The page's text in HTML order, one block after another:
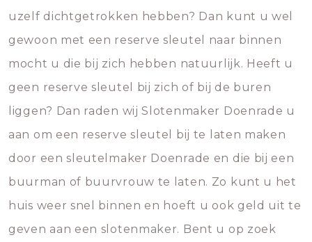
uzelf dichtgetrokken hebben? Dan kunt u wel
gewoon met een reserve sleutel naar binnen
mocht u die bij zich hebben natuurlijk. Heeft u
geen reserve sleutel bij zich of bij de buren
liggen? Dan raden wij Slotenmaker Doenrade u
aan om een reserve sleutel bij te laten maken
door een sleutelmaker Doenrade en die bij een
buurman of buurvrouw te laten. Zo kunt u het
huis weer snel binnen en hoeft u ook geld uit te
geven aan een slotenmaker. Bent u op zoek